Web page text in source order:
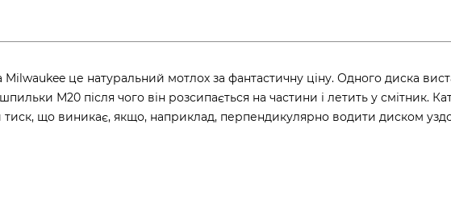
це натуральний мотлох за фантастичну ціну. Одного диска
М20 після чого він розсипається на частини і летить у смітник.
що виникає, якщо, наприклад, перпендикулярно водити диском